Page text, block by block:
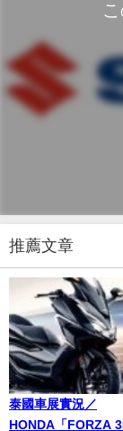
推薦文章
泰國車展實況／
HONDA「FORZA